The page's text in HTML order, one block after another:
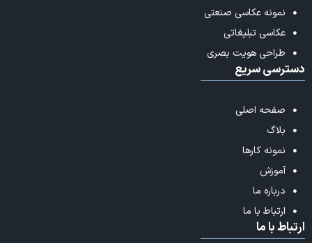
نمونه عکاسی صنعتی
عکاسی تبلیغاتی
طراحی هویت بصری
دسترسی سریع
صفحه اصلی
بلاگ
نمونه کارها
آموزش
درباره ما
ارتباط با ما
ارتباط با ما